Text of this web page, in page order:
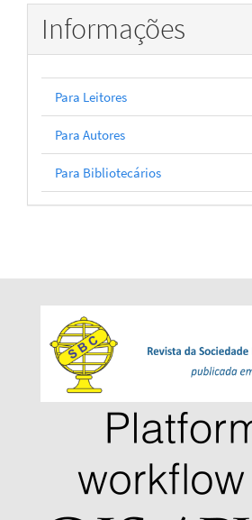
Informações
Para Leitores
Para Autores
Para Bibliotecários